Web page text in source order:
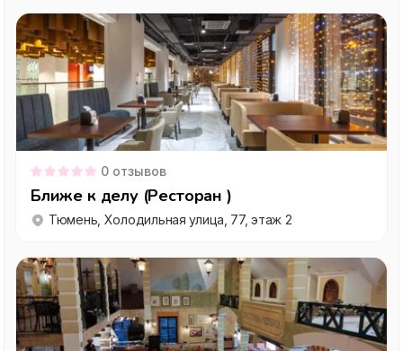
0 отзывов
Ближе к делу (Ресторан )
Тюмень, Холодильная улица, 77, этаж 2